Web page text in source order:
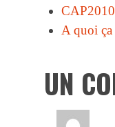
A quoi ça
UN